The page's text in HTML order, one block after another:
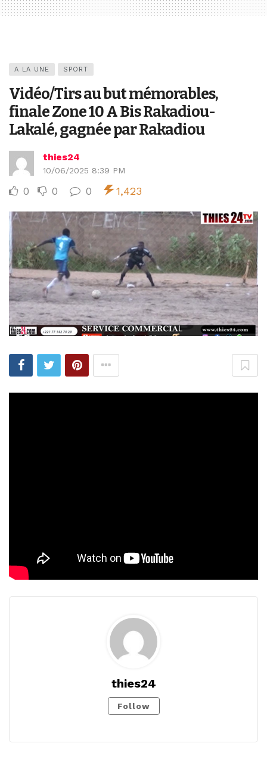
A LA UNE SPORT
Vidéo/Tirs au but mémorables,
finale Zone 10 A Bis Rakadiou-
Lakalé, gagnée par Rakadiou
thies24
10/06/2025 8:39 PM
0 0 0 1,423
thies24
Follow